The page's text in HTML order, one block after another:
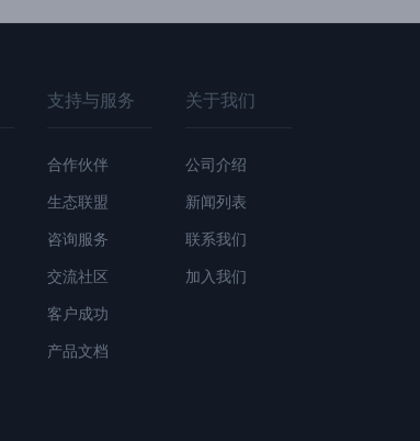
支持与服务
合作伙伴
生态联盟
咨询服务
交流社区
客户成功
产品文档
关于我们
公司介绍
新闻列表
联系我们
加入我们